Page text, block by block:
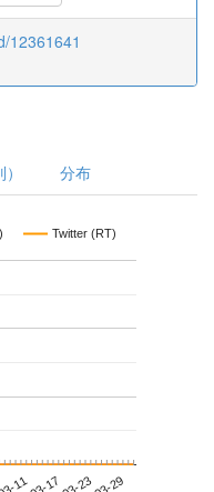
12361641
分布
Twitter (RT)